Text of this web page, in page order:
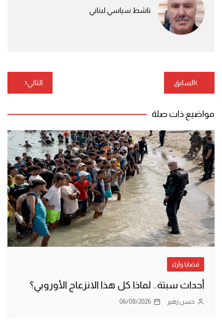
ناشط سياسي لبناني
تصفّح
المقالات
السابق التالي
مواضيع ذات صلة
قضايا وآراء
أحداث سبتة.. لماذا كل هذا الانزعاج الأوروبي؟
حسن زهير 06/08/2026